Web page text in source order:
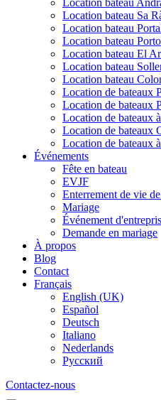
Location bateau
Location bateau Sa
Location bateau
Location bateau
Location bateau El
Location bateau
Location bateau
Location de bateaux
Location de bateaux
Location de bateaux
Location de bateaux
Location de bateaux
Événements
Fête en bateau
EVJF
Enterrement de vie
Mariage
Événement
Demande en mariage
À propos
Blog
Contact
Français
English (UK)
Español
Deutsch
Italiano
Nederlands
Русский
Contactez-nous